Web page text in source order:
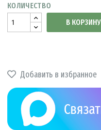
КОЛИЧЕСТВО
В КОРЗИНУ
Добавить в избранное